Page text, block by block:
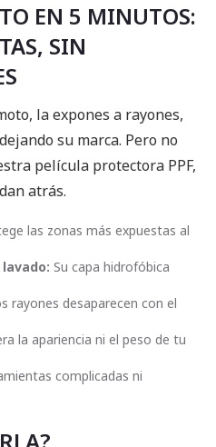
EN 5 MINUTOS:
SIN
la expones a rayones,
su marca. Pero no
película protectora PPF,
atrás.
las zonas más expuestas al
Su capa hidrofóbica
rayones desaparecen con el
la apariencia ni el peso de tu
complicadas ni